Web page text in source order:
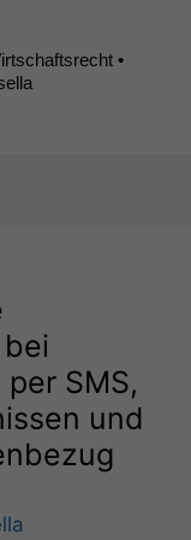
•
per SMS,
und